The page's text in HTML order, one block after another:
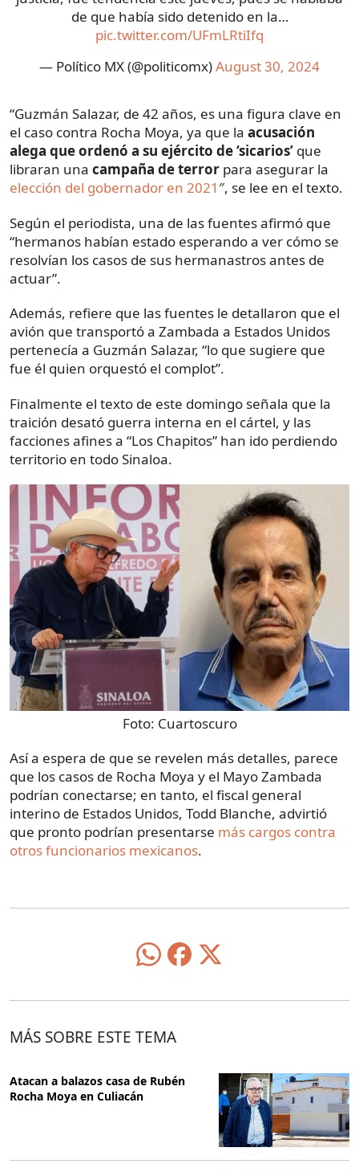
de que había sido detenido en la…
pic.twitter.com/UFmLRtiIfq
— Político MX (@politicomx)August 30, 2024
“Guzmán Salazar, de 42 años, es una figura clave en
el caso contra Rocha Moya, ya que la acusación
alega que ordenó a su ejército de ‘sicarios’ que
libraran una campaña de terror para asegurar la
elección del gobernador en 2021″, se lee en el texto.
Según el periodista, una de las fuentes afirmó que
“hermanos habían estado esperando a ver cómo se
resolvían los casos de sus hermanastros antes de
actuar”.
Además, refiere que las fuentes le detallaron que el
avión que transportó a Zambada a Estados Unidos
pertenecía a Guzmán Salazar, “lo que sugiere que
fue él quien orquestó el complot”.
Finalmente el texto de este domingo señala que la
traición desató guerra interna en el cártel, y las
facciones afines a “Los Chapitos” han ido perdiendo
territorio en todo Sinaloa.
Foto: Cuartoscuro
Así a espera de que se revelen más detalles, parece
que los casos de Rocha Moya y el Mayo Zambada
podrían conectarse; en tanto, el fiscal general
interino de Estados Unidos, Todd Blanche, advirtió
que pronto podrían presentarse más cargos contra
otros funcionarios mexicanos.
MÁS SOBRE ESTE TEMA
Atacan a balazos casa de Rubén
Rocha Moya en Culiacán